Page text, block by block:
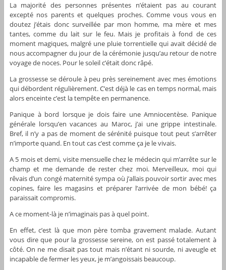
La majorité des personnes présentes n’étaient pas au courant
excepté nos parents et quelques proches. Comme vous vous en
doutez j’étais donc surveillée par mon homme, ma mère et mes
tantes, comme du lait sur le feu. Mais je profitais à fond de ces
moment magiques, malgré une pluie torrentielle qui avait décidé de
nous accompagner du jour de la cérémonie jusqu’au retour de notre
voyage de noces. Pour le soleil c’était donc râpé.
La grossesse se déroule à peu près sereinement avec mes émotions
qui débordent régulièrement. C’est déjà le cas en temps normal, mais
alors enceinte c’est la tempête en permanence.
Panique à bord lorsque je dois faire une Amniocentèse. Panique
générale lorsqu’en vacances au Maroc, j’ai une grippe intestinale.
Bref, il n’y a pas de moment de sérénité puisque tout peut s’arrêter
n’importe quand. En tout cas c’est comme ça je le vivais.
A 5 mois et demi, visite mensuelle chez le médecin qui m’arrête sur le
champ et me demande de rester chez moi. Merveilleux, moi qui
rêvais d’un congé maternité sympa où j’allais pouvoir sortir avec mes
copines, faire les magasins et préparer l’arrivée de mon bébé! ça
paraissait compromis.
A ce moment-là je n’imaginais pas à quel point.
En effet, c’est là que mon père tomba gravement malade. Autant
vous dire que pour la grossesse sereine, on est passé totalement à
côté. On ne me disait pas tout mais n’étant ni sourde, ni aveugle et
incapable de fermer les yeux, je m’angoissais beaucoup.